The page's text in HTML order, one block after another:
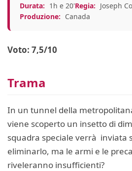
Durata: 1h e 20'Regia: Joseph
Produzione: Canada
Voto: 7,5/10
Trama
In un tunnel della
viene scoperto un insetto di
squadra speciale verrà inviata
eliminarlo, ma le armi e le
riveleranno insufficienti?